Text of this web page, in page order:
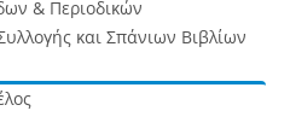
& Περιοδικών
και Σπάνιων Βιβλίων